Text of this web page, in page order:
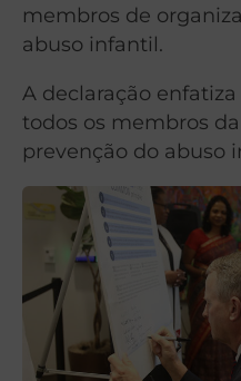
membros de
abuso infantil.
A declaração
todos os membros
prevenção do abuso